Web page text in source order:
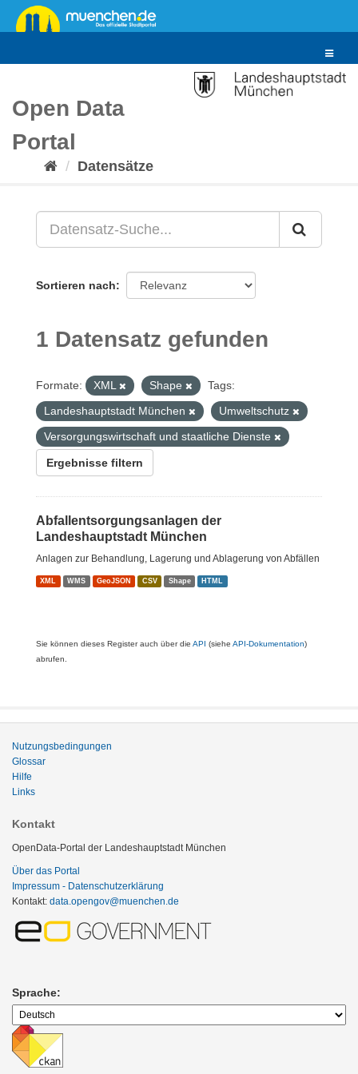
Überspringen
zum
Toggle
Open Data
Portal
Datensätze
Sortieren nach
1 Datensatz gefunden
Formate: XML Shape
Tags:
Landeshauptstadt München
Umweltschutz
Versorgungswirtschaft und staatliche Dienste
Ergebnisse filtern
Abfallentsorgungsanlagen der
Landeshauptstadt München
Anlagen zur Behandlung, Lagerung und Ablagerung von Abfällen
XML WMS GeoJSON CSV Shape HTML
Sie können dieses Register auch über die API (siehe API-Dokumentation)
abrufen.
Nutzungsbedingungen
Glossar
Hilfe
Links
Kontakt
OpenData-Portal der Landeshauptstadt München
Über das Portal
Impressum - Datenschutzerklärung
Kontakt: data.opengov@muenchen.de
Sprache